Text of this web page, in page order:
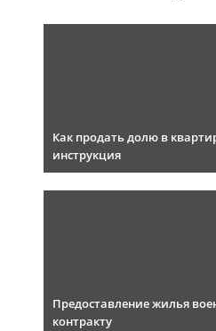
Как продать долю в
инструкция
Предоставление жилья
контракту